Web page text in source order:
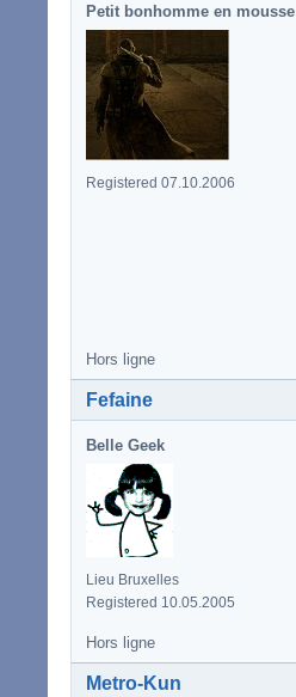
Petit bonhomme en mousse
Registered 07.10.2006
Hors ligne
Fefaine
Belle Geek
Lieu Bruxelles
Registered 10.05.2005
Hors ligne
Metro-Kun